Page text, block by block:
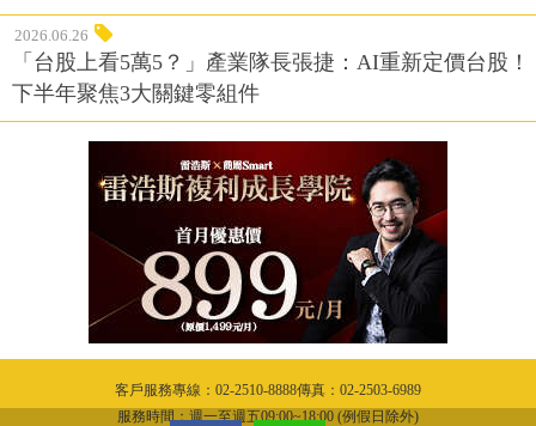
2026.06.26
「台股上看5萬5？」產業隊長張捷：AI重新定價台股！
下半年聚焦3大關鍵零組件
客戶服務專線：02-2510-8888傳真：02-2503-6989
服務時間：週一至週五09:00~18:00 (例假日除外)